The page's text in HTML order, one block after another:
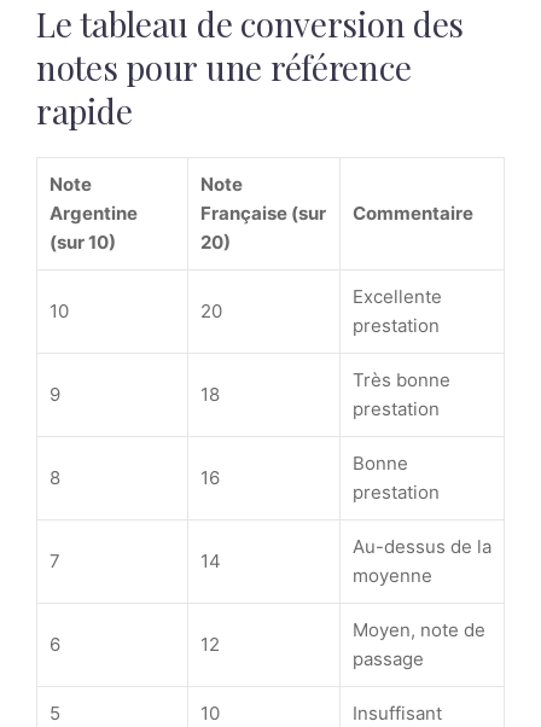
Le tableau de conversion des
notes pour une référence
rapide
Note
Argentine
(sur 10)
Note
Française (sur
20)
Commentaire
10 20
Excellente
prestation
9 18
Très bonne
prestation
8 16
Bonne
prestation
7 14
Au-dessus de la
moyenne
6 12
Moyen, note de
passage
5 10 Insuffisant